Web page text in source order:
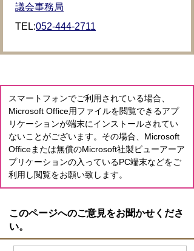
議会事務局
TEL:052-444-2711
スマートフォンでご利用されている場合、
Microsoft Office用ファイルを閲覧できるアプ
リケーションが端末にインストールされてい
ないことがございます。その場合、Microsoft
Officeまたは無償のMicrosoft社製ビューアーア
プリケーションの入っているPC端末などをご
利用し閲覧をお願い致します。
このページへのご意見をお聞かせくださ
い。